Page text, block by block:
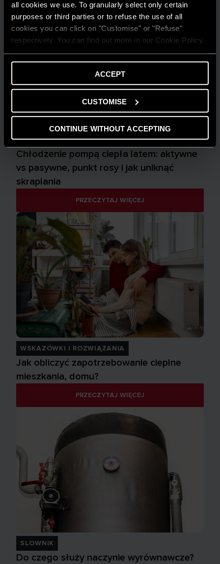
all cookies we use. To granularly select only certain
purposes or third parties or to refuse the use of all
cookies you can click on "Customise" or "Refuse"
respectively. You can find out more in our Cookie Policy.
ACCEPT
CUSTOMISE
CONTINUE WITHOUT ACCEPTING
WSKAZÓWKI I ROZWIĄZANIA
Chłodzenie pompą ciepła latem: aktywne
vs pasywne, punkt rosy i jak uniknąć
skraplania
PRZECZYTAJ WIĘCEJ
WSKAZÓWKI I ROZWIĄZANIA
Jak obliczyć zapotrzebowanie cieplne
mieszkania, domu?
PRZECZYTAJ WIĘCEJ
SLOWNIK
Do czego służy naczynie wyrównawcze?